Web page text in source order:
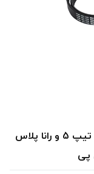
تسمه دینام ( EPDM-6PK1055 ) پژو 206 تیپ 5 و رانا پلاس